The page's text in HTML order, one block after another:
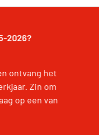
2026?
ontvang het
Zin om
op een van